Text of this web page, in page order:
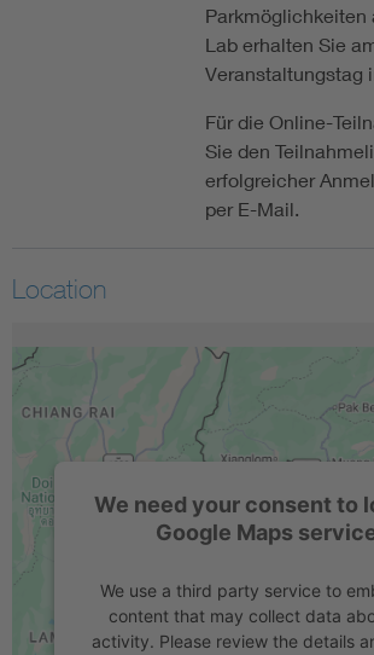
Parkmöglichkeiten
Lab erhalten Sie
Veranstaltungstag
Für die Online-
Sie den
erfolgreicher
per E-Mail.
Location
We need your consent to
Google Maps
We use a third party service to
content that may collect data
activity. Please review the details